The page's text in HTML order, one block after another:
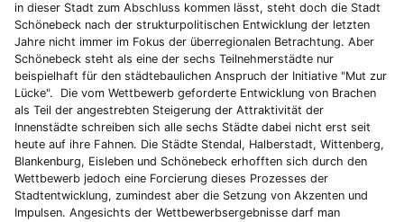
in dieser Stadt zum Abschluss kommen lässt, steht doch die Stadt
Schönebeck nach der strukturpolitischen Entwicklung der letzten
Jahre nicht immer im Fokus der überregionalen Betrachtung. Aber
Schönebeck steht als eine der sechs Teilnehmerstädte nur
beispielhaft für den städtebaulichen Anspruch der Initiative "Mut zur
Lücke". Die vom Wettbewerb geforderte Entwicklung von Brachen
als Teil der angestrebten Steigerung der Attraktivität der
Innenstädte schreiben sich alle sechs Städte dabei nicht erst seit
heute auf ihre Fahnen. Die Städte Stendal, Halberstadt, Wittenberg,
Blankenburg, Eisleben und Schönebeck erhofften sich durch den
Wettbewerb jedoch eine Forcierung dieses Prozesses der
Stadtentwicklung, zumindest aber die Setzung von Akzenten und
Impulsen. Angesichts der Wettbewerbsergebnisse darf man